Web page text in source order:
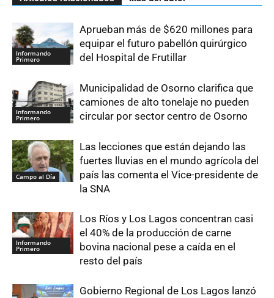
Informando
Primero
Aprueban más de $620 millones para
equipar el futuro pabellón quirúrgico
del Hospital de Frutillar
Informando
Primero
Municipalidad de Osorno clarifica que
camiones de alto tonelaje no pueden
circular por sector centro de Osorno
Campo al Día
Las lecciones que están dejando las
fuertes lluvias en el mundo agrícola del
país las comenta el Vice-presidente de
la SNA
Informando
Primero
Los Ríos y Los Lagos concentran casi
el 40% de la producción de carne
bovina nacional pese a caída en el
resto del país
Gobierno Regional de Los Lagos lanzó